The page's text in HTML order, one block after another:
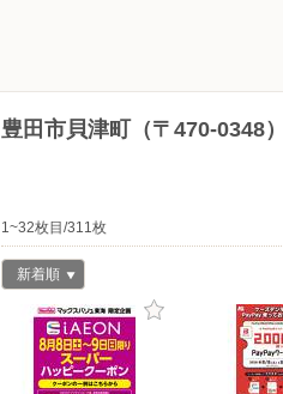
豊田市貝津町（〒470-0348
1~32枚目/311枚
新着順